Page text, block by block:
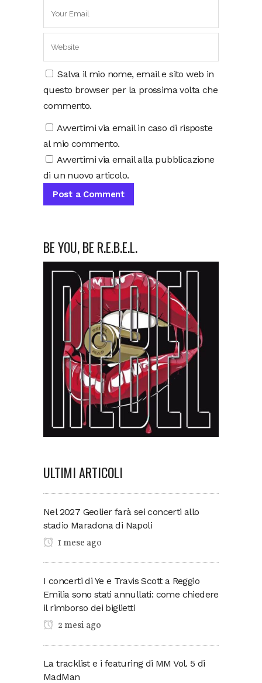
Salva il mio nome, email e sito web in
questo browser per la prossima volta che
commento.
Avvertimi via email in caso di risposte
al mio commento.
Avvertimi via email alla pubblicazione
di un nuovo articolo.
BE YOU, BE R.E.B.E.L.
ULTIMI ARTICOLI
Nel 2027 Geolier farà sei concerti allo
stadio Maradona di Napoli
1 mese ago
I concerti di Ye e Travis Scott a Reggio
Emilia sono stati annullati: come chiedere
il rimborso dei biglietti
2 mesi ago
La tracklist e i featuring di MM Vol. 5 di
MadMan